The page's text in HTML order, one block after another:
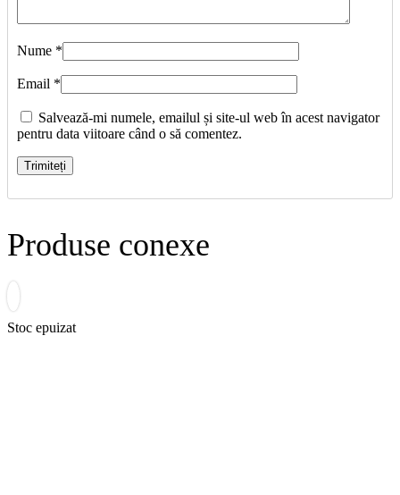
Nume *
Email *
Salvează-mi numele, emailul și site-ul web în acest navigator
pentru data viitoare când o să comentez.
Produse conexe
Stoc epuizat